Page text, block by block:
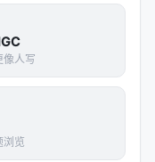
像人写
浏览